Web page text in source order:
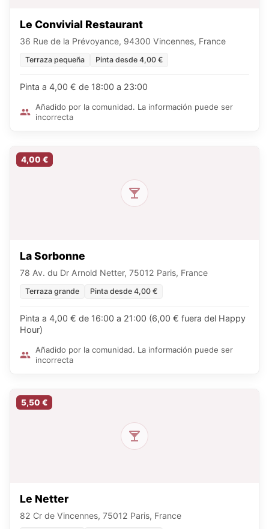
Le Convivial Restaurant
36 Rue de la Prévoyance, 94300 Vincennes, France
Terraza pequeña Pinta desde 4,00 €
Pinta a 4,00 € de 18:00 a 23:00
Añadido por la comunidad. La información puede ser
incorrecta
4,00 €
La Sorbonne
78 Av. du Dr Arnold Netter, 75012 Paris, France
Terraza grande Pinta desde 4,00 €
Pinta a 4,00 € de 16:00 a 21:00 (6,00 € fuera del Happy
Hour)
Añadido por la comunidad. La información puede ser
incorrecta
5,50 €
Le Netter
82 Cr de Vincennes, 75012 Paris, France